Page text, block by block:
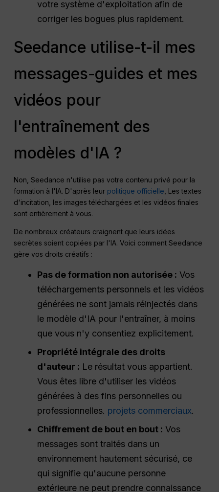
votre système d'exploitation afin de
corriger les bogues plus rapidement.
Seedance utilise-t-il mes
messages-guides et mes
vidéos pour
l'entraînement des
modèles d'IA ?
Non, Seedance n'utilise pas votre contenu privé pour la
formation à l'IA. D'après leur politique officielle , Les textes
d'incitation, les images téléchargées et les vidéos finales
sont entièrement à vous.
De nombreux créateurs craignent que leurs idées
secrètes soient copiées par l'IA. Voici comment Seedance
gère vos droits créatifs :
Pas de formation non autorisée : Vos
téléchargements personnels et les vidéos
générées ne sont jamais réinjectés dans
le modèle d'IA pour l'entraîner, à moins
que vous n'y consentiez explicitement.
Propriété intégrale des droits
d'auteur : Le résultat vous appartient.
Vous êtes libre d'utiliser les vidéos
générées à des fins personnelles ou
professionnelles. projets commerciaux.
Chiffrement de bout en bout : Vos
messages sont traités dans un
environnement hautement sécurisé, ce
qui signifie qu'aucune personne
extérieure ne peut prendre connaissance